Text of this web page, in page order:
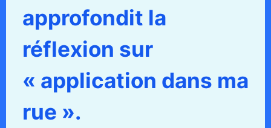
approfondit la
réflexion sur
« application dans ma
rue ».